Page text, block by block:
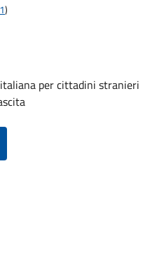
)
per cittadini stranieri